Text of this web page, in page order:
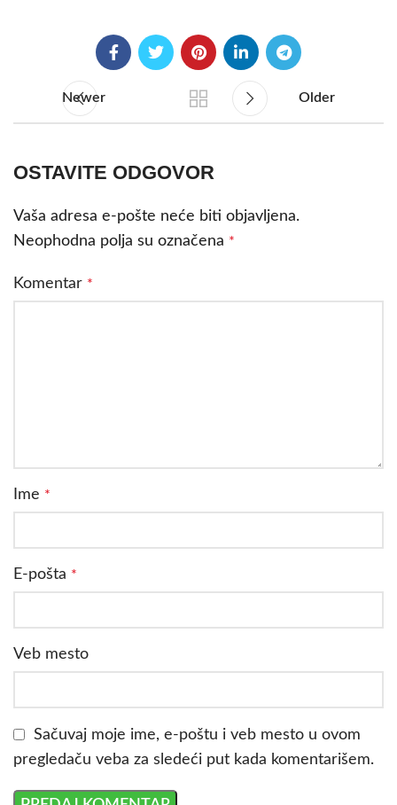
Newer Older
OSTAVITE ODGOVOR
Vaša adresa e-pošte neće biti objavljena.
Neophodna polja su označena *
Komentar *
Ime *
E-pošta *
Veb mesto
Sačuvaj moje ime, e-poštu i veb mesto u ovom
pregledaču veba za sledeći put kada komentarišem.